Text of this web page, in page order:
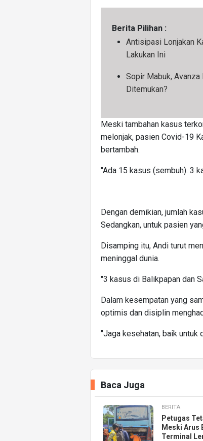
Berita Pilihan :
Antisipasi Lonjakan
Lakukan Ini
Sopir Mabuk, Avanza
Ditemukan?
Meski tambahan kasus
melonjak, pasien Covid-19
bertambah.
"Ada 15 kasus (sembuh). 3
Dengan demikian, jumlah
Sedangkan, untuk pasien
Disamping itu, Andi turut
meninggal dunia.
"3 kasus di Balikpapan dan
Dalam kesempatan yang
optimis dan disiplin
"Jaga kesehatan, baik untuk
Baca Juga
BERITA
Petugas
Meski Arus
Terminal